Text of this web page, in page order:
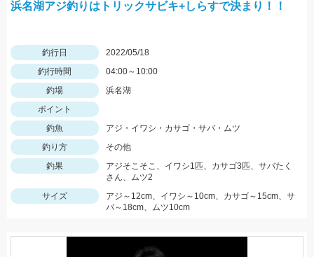
浜名湖アジ釣りはトリックサビキ+しらすで決まり！！
釣行日
2022/05/18
釣行時間
04:00～10:00
釣場
浜名湖
ポイント
釣魚
アジ・イワシ・カサゴ・サバ・ムツ
釣り方
その他
釣果
アジそこそこ、イワシ1匹、カサゴ3匹、サバたく
さん、ムツ2
サイズ
アジ～12cm、イワシ～10cm、カサゴ～15cm、サ
バ～18cm、ムツ10cm